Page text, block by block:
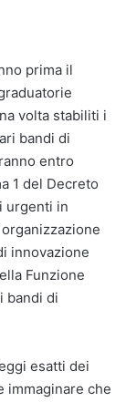
prima il
volta stabiliti i
bandi di
entro
1 del Decreto
urgenti in
innovazione
Funzione
bandi di
esatti dei
immaginare che